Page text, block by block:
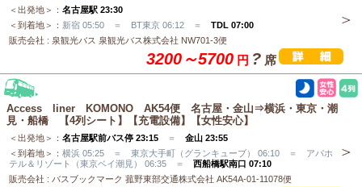
＜出発地＞： 名古屋駅 23:30
＜到着地＞： 新宿 05:50 ＝ BT東京 06:12 ＝ TDL 07:00
販売会社 : 泉観光バス 泉観光バス株式会社 NW701-3便
3200～5700 円 ? 席
Access liner KOMONO AK54便 名古屋・金山⇒横浜・東京・潮
見・船橋 【4列シート】【充電設備】【女性安心】
＜出発地＞： 名古屋駅前バス停 23:15 ＝ 金山 23:55
＜到着地＞： 横浜 05:25 ＝ 東京大手町（グランキューブ） 06:10 ＝ アパホ
テル＆リゾート（東京ベイ潮見） 06:35 ＝ 西船橋駅南口 07:10
販売会社 : バスブックマーク 菰野東部交通株式会社 AK54A-01-11078便